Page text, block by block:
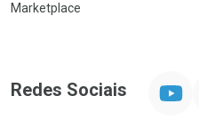
Marketplace
Redes Sociais